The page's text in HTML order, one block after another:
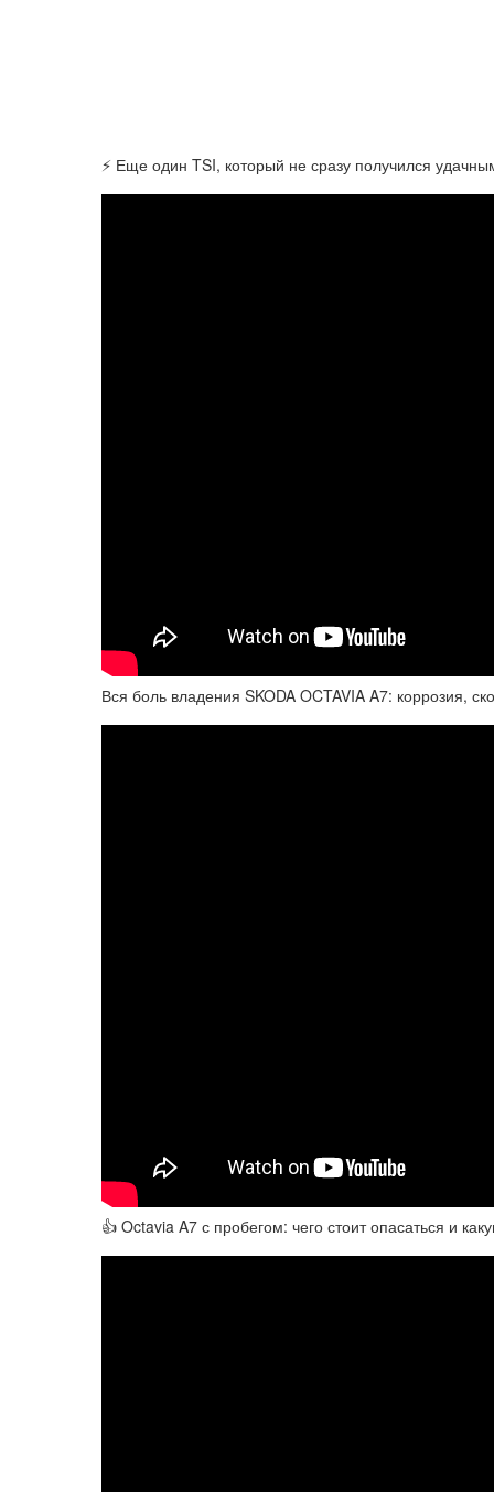
⚡ Еще один TSI, который не сразу получился
Вся боль владения SKODA OCTAVIA A7: коррозия,
👍 Octavia A7 с пробегом: чего стоит опасаться и